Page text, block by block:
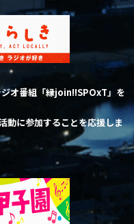
オ番組「縁join!!SPOxT」を
動に参加することを応援しま